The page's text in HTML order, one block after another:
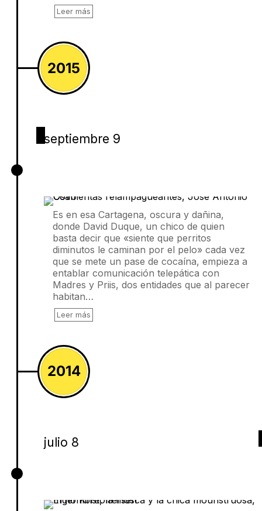
Leer más
2015
septiembre 9
Es en esa Cartagena, oscura y dañina,
donde David Duque, un chico de quien
basta decir que «siente que perritos
diminutos le caminan por el pelo» cada vez
que se mete un pase de cocaína, empieza a
entablar comunicación telepática con
Madres y Priis, dos entidades que al parecer
habitan…
Leer más
2014
julio 8